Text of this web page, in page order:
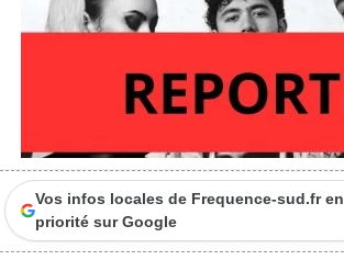
Vos infos locales de Frequence-sud.fr en
priorité sur Google